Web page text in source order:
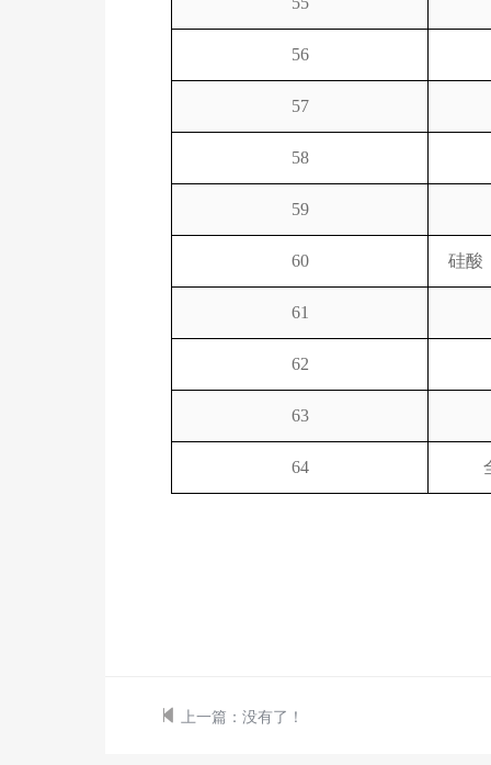
56
57
58
59
60 硅酸
61
62
63
64
上一篇： 没有了！